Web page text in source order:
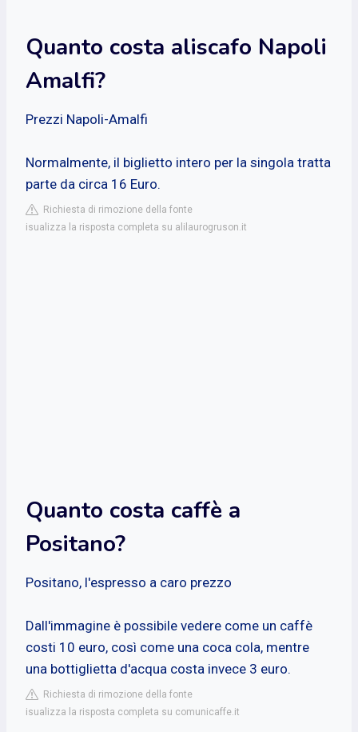
Quanto costa aliscafo Napoli
Amalfi?
Prezzi Napoli-Amalfi
Normalmente, il biglietto intero per la singola tratta
parte da circa 16 Euro.
Richiesta di rimozione della fonte
isualizza la risposta completa su alilaurogruson.it
Quanto costa caffè a
Positano?
Positano, l'espresso a caro prezzo
Dall'immagine è possibile vedere come un caffè
costi 10 euro, così come una coca cola, mentre
una bottiglietta d'acqua costa invece 3 euro.
Richiesta di rimozione della fonte
isualizza la risposta completa su comunicaffe.it